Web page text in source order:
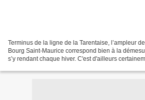
Terminus de la ligne de la Tarentaise, l’ampleur
Bourg Saint-Maurice correspond bien à la
s’y rendant chaque hiver. C'est d'ailleurs